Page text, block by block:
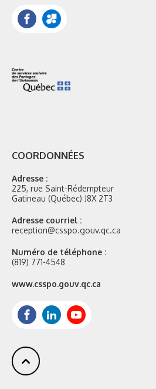
Facebook
Portail
Mozaik
COORDONNÉES
Adresse :
225, rue Saint-Rédempteur
Gatineau (Québec) J8X 2T3
Adresse courriel :
reception@csspo.gouv.qc.ca
Numéro de téléphone :
(819) 771-4548
Site
www.csspo.gouv.qc.ca
FacebookLinkedInYoutube